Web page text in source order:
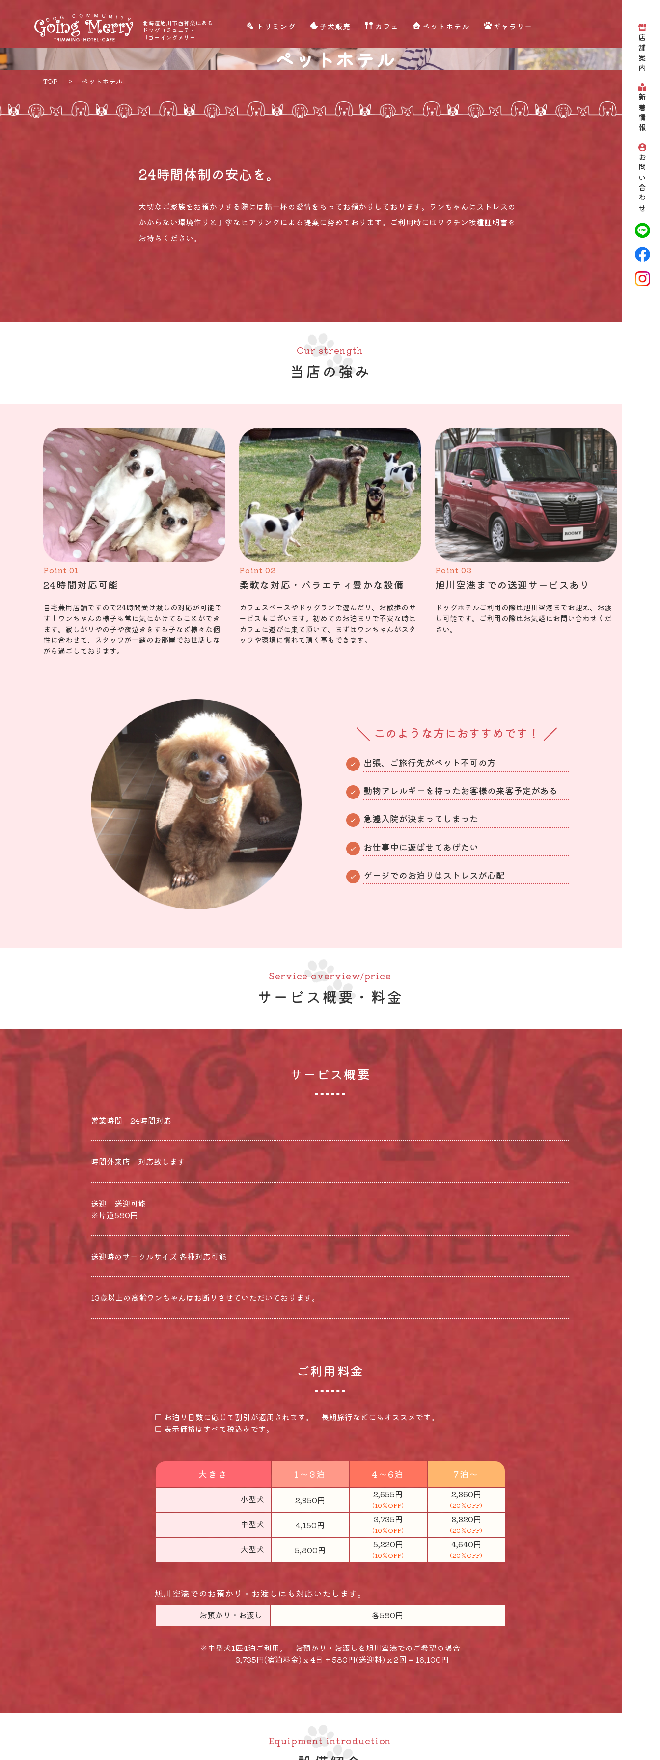
北海道旭川市西神楽にある
ドッグコミュニティ
「ゴーイングメリー」
トリミング 子犬販売 カフェ ペットホテル ギャラリー
店舗案内
新着情報
お問い合わせ
ペットホテル
TOP ペットホテル
24時間体制の安心を。
大切なご家族をお預かりする際には精一杯の愛情をもってお預かりしております。ワンちゃんにストレスの
かからない環境作りと丁寧なヒアリングによる提案に努めております。ご利用時にはワクチン接種証明書を
お持ちください。
Our strength
当店の強み
Point 01
24時間対応可能
自宅兼用店舗ですので24時間受け渡しの対応が可能で
す！ワンちゃんの様子も常に気にかけてることができ
ます。寂しがりやの子や夜泣きをする子など様々な個
性に合わせて、スタッフが一緒のお部屋でお世話しな
がら過ごしております。
Point 02
柔軟な対応・バラエティ豊かな設備
カフェスペースやドッグランで遊んだり、お散歩のサ
ービスもございます。初めてのお泊まりで不安な時は
カフェに遊びに来て頂いて、まずはワンちゃんがスタ
ッフや環境に慣れて頂く事もできます。
Point 03
旭川空港までの送迎サービスあり
ドッグホテルご利用の際は旭川空港までお迎え、お渡
し可能です。ご利用の際はお気軽にお問い合わせくだ
さい。
このような方におすすめです！
出張、ご旅行先がペット不可の方
動物アレルギーを持ったお客様の来客予定がある
急遽入院が決まってしまった
お仕事中に遊ばせてあげたい
ゲージでのお泊りはストレスが心配
Service overview/price
サービス概要・料金
サービス概要
営業時間 24時間対応
時間外来店 対応致します
送迎 送迎可能
※片道580円
送迎時のサークルサイズ 各種対応可能
13歳以上の高齢ワンちゃんはお断りさせていただいております。
ご利用料金
□ お泊り日数に応じて割引が適用されます。 長期旅行などにもオススメです。
□ 表示価格はすべて税込みです。
大きさ 1～3泊 4～6泊 7泊～
小型犬 2,950円 2,655円
(10％OFF)
2,360円
(20％OFF)
中型犬 4,150円 3,735円
(10％OFF)
3,320円
(20％OFF)
大型犬 5,800円 5,220円
(10％OFF)
4,640円
(20％OFF)
旭川空港でのお預かり・お渡しにも対応いたします。
お預かり・お渡し 各580円
※中型犬1匹4泊ご利用。 お預かり・お渡しを旭川空港でのご希望の場合
3,735円(宿泊料金) x 4日 + 580円(送迎料) x 2回 = 16,100円
Equipment introduction